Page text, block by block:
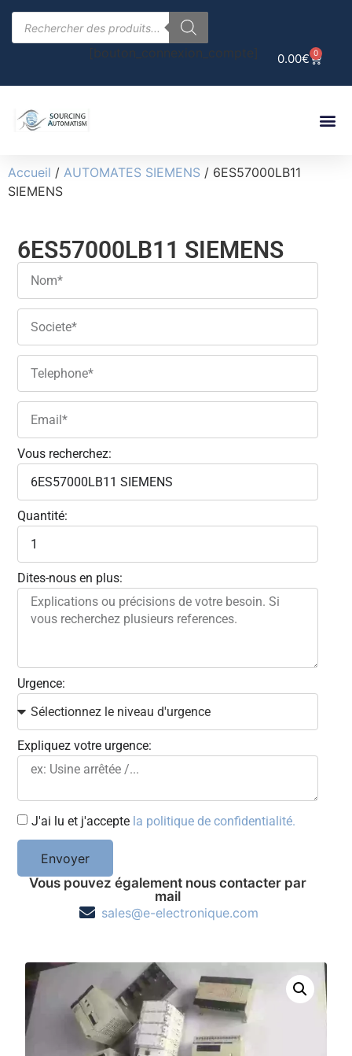
0.00€ 0
[bouton_connexion_compte]
Accueil / AUTOMATES SIEMENS / 6ES57000LB11
SIEMENS
6ES57000LB11 SIEMENS
Vous recherchez:
Quantité:
Dites-nous en plus:
Urgence:
Expliquez votre urgence:
J'ai lu et j'accepte la politique de confidentialité.
Envoyer
Vous pouvez également nous contacter par
mail
sales@e-electronique.com